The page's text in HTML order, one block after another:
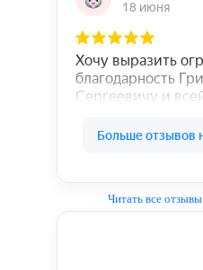
Читать все